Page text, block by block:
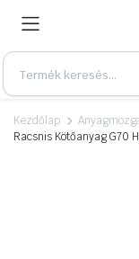
Kezdőlap
Racsnis Kötőanyag G70